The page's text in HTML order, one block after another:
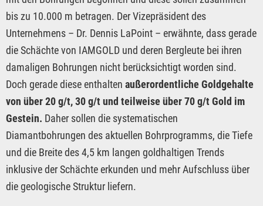
bis zu 10.000 m betragen. Der Vizepräsident des
Unternehmens – Dr. Dennis LaPoint – erwähnte, dass gerade
die Schächte von IAMGOLD und deren Bergleute bei ihren
damaligen Bohrungen nicht berücksichtigt worden sind.
Doch gerade diese enthalten außerordentliche Goldgehalte
von über 20 g/t, 30 g/t und teilweise über 70 g/t Gold im
Gestein. Daher sollen die systematischen
Diamantbohrungen des aktuellen Bohrprogramms, die Tiefe
und die Breite des 4,5 km langen goldhaltigen Trends
inklusive der Schächte erkunden und mehr Aufschluss über
die geologische Struktur liefern.